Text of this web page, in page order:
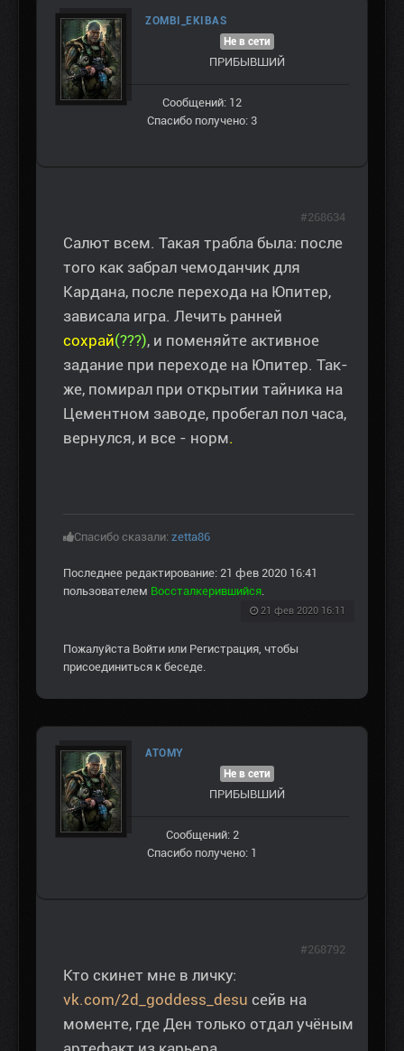
ZOMBI_EKIBAS
Не в сети
ПРИБЫВШИЙ
Сообщений: 12
Спасибо получено: 3
Салют всем. Такая трабла была: после
того как забрал чемоданчик для
Кардана, после перехода на Юпитер,
зависала игра. Лечить ранней
сохрай(???), и поменяйте активное
задание при переходе на Юпитер. Так-
же, помирал при открытии тайника на
Цементном заводе, пробегал пол часа,
вернулся, и все - норм.
Спасибо сказали: zetta86
Последнее редактирование: 21 фев 2020 16:41
пользователем Воссталкерившийся.
21 фев 2020 16:11
#268634
Пожалуйста Войти или Регистрация, чтобы
присоединиться к беседе.
ATOMY
Не в сети
ПРИБЫВШИЙ
Сообщений: 2
Спасибо получено: 1
Кто скинет мне в личку:
vk.com/2d_goddess_desu сейв на
моменте, где Ден только отдал учёным
#268792